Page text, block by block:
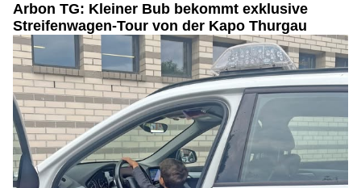
Arbon TG: Kleiner Bub bekommt exklusive
Streifenwagen-Tour von der Kapo Thurgau